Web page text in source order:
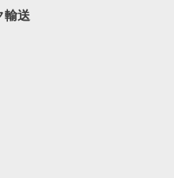
輸送